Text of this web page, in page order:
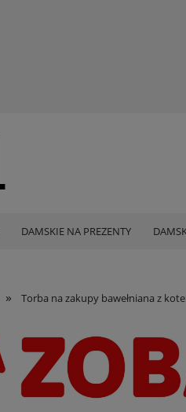
DAMSKIE NA PREZENTY
» Torba na zakupy bawełniana z